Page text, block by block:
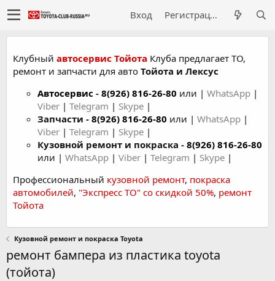
Вход Регистрация
Клубный автосервис Тойота Клуба предлагает ТО,
ремонт и запчасти для авто Тойота и Лексус
Автосервис - 8(926) 816-26-80 или | WhatsApp |
Viber | Telegram | Skype |
Запчасти - 8(926) 816-26-80 или | WhatsApp |
Viber | Telegram | Skype |
Кузовной ремонт и покраска - 8(926) 816-26-80
или | WhatsApp | Viber | Telegram | Skype |
Профессиональный кузовной ремонт, покраска
автомобилей, "Экспресс ТО" со скидкой 50%, ремонт
Тойота
Кузовной ремонт и покраска Toyota
ремонт бампера из пластика toyota
(тойота)